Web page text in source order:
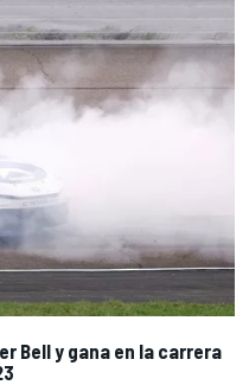
Bell y gana en la carrera